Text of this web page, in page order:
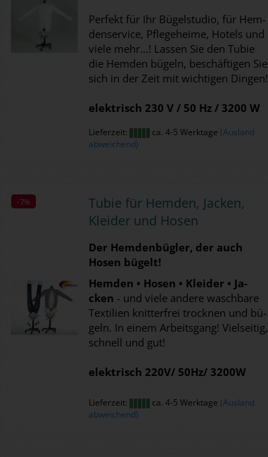
Per­fekt für Ihr Bü­gel­stu­dio, für Hem­
den­ser­vice, Pfle­ge­hei­me, Ho­tels und
viele mehr...! Las­sen Sie den Tubie
die Hem­den bü­geln, be­schäf­ti­gen Sie
sich in der Zeit mit wich­ti­gen Din­gen!
elek­trisch 230 V / 50 Hz / 3200 W
Lieferzeit: ca. 4-5 Werktage (Ausland
abweichend)
-7%
-7%
Tubie für Hem­den, Ja­cken,
Klei­der und Hosen
Der Hem­den­büg­ler, der auch
Hosen bü­gelt!
Hem­den • Hosen • Klei­der • Ja­
cken - und viele an­de­re wasch­ba­re
Tex­ti­li­en knit­ter­frei trock­nen und bü­
geln. In einem Ar­beits­gang! Viel­sei­tig,
schnell und gut!
elek­trisch 220V/ 50Hz/ 3200W
Lieferzeit: ca. 4-5 Werktage (Ausland
abweichend)